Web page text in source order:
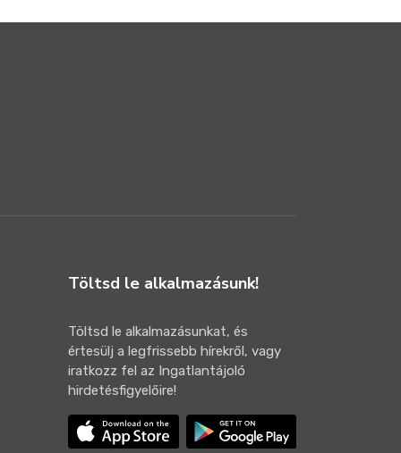
Töltsd le alkalmazásunk!
Töltsd le alkalmazásunkat, és
értesülj a legfrissebb hírekről, vagy
iratkozz fel az Ingatlantájoló
hirdetésfigyelőire!